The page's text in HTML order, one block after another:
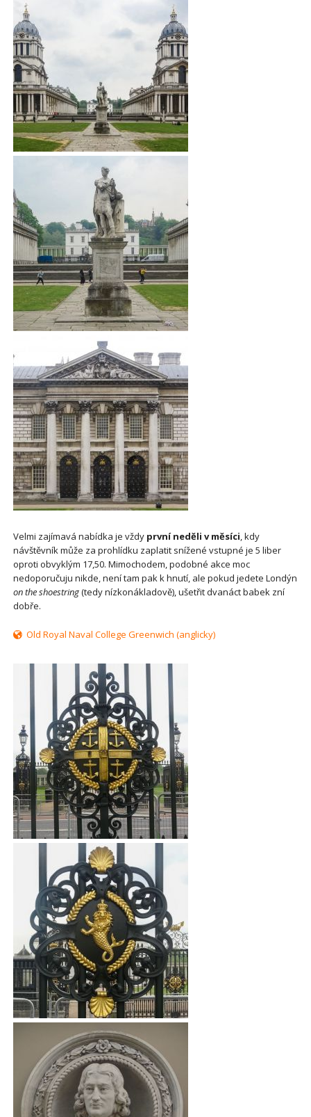
Velmi zajímavá nabídka je vždy první neděli v měsíci, kdy
návštěvník může za prohlídku zaplatit snížené vstupné je 5 liber
oproti obvyklým 17,50. Mimochodem, podobné akce moc
nedoporučuju nikde, není tam pak k hnutí, ale pokud jedete Londýn
on the shoestring(tedy nízkonákladově), ušetřit dvanáct babek zní
dobře.
Old Royal Naval College Greenwich (anglicky)